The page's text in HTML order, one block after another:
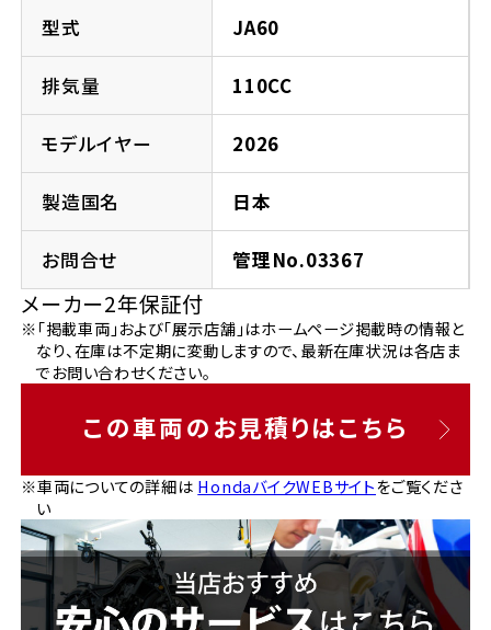
イベント
法人向けサービス
お問い合わせ
型式 JA60
排気量 110CC
モデルイヤー 2026
製造国名 日本
お問合せ 管理No.03367
メーカー2年保証付
※「掲載車両」および「展示店舗」はホームページ掲載時の情報と
なり、在庫は不定期に変動しますので、最新在庫状況は各店ま
でお問い合わせください。
この車両のお見積りはこちら
※車両についての詳細は HondaバイクWEBサイトをご覧くださ
い
ホンダドリーム 宮城岩沼
福島県
ホンダドリーム 郡山
ホンダドリーム 板橋
ホンダドリーム 葛飾
ホンダドリーム 大田
ホンダドリーム 立川
神奈川県
ホンダドリーム 磯子
ホンダドリーム 川崎宮前
ホンダドリーム 横浜緑
ホンダドリーム 名古屋東
ホンダドリーム 一宮
ホンダドリーム 豊橋
ホンダドリーム 名古屋上小田井
岐阜県
ホンダドリーム 岐阜
ホンダドリーム 東淀川
ホンダドリーム 豊中
京都府
ホンダドリーム 京都伏見
ホンダドリーム 京都北山
兵庫県
ホンダドリーム 神戸灘
ホンダドリーム 尼崎
ホンダドリーム 姫路
ホンダドリーム 福山
徳島県
ホンダドリーム 徳島
香川県
ホンダドリーム 高松
ホンダドリーム 福岡春日
ホンダドリーム 福岡西
熊本県
ホンダドリーム 熊本